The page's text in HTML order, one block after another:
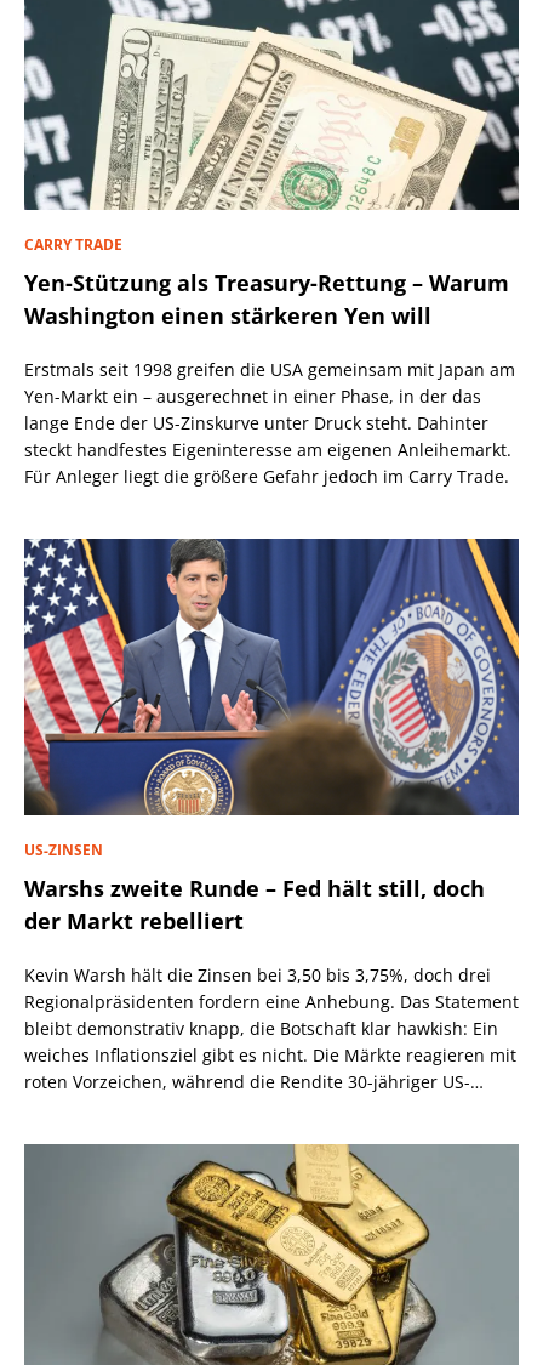
CARRY TRADE
Yen-Stützung als Treasury-Rettung – Warum
Washington einen stärkeren Yen will
Erstmals seit 1998 greifen die USA gemeinsam mit Japan am
Yen-Markt ein – ausgerechnet in einer Phase, in der das
lange Ende der US-Zinskurve unter Druck steht. Dahinter
steckt handfestes Eigeninteresse am eigenen Anleihemarkt.
Für Anleger liegt die größere Gefahr jedoch im Carry Trade.
US-ZINSEN
Warshs zweite Runde – Fed hält still, doch
der Markt rebelliert
Kevin Warsh hält die Zinsen bei 3,50 bis 3,75%, doch drei
Regionalpräsidenten fordern eine Anhebung. Das Statement
bleibt demonstrativ knapp, die Botschaft klar hawkish: Ein
weiches Inflationsziel gibt es nicht. Die Märkte reagieren mit
roten Vorzeichen, während die Rendite 30-jähriger US-